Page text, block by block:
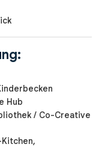
Hub
/ Co-Creative